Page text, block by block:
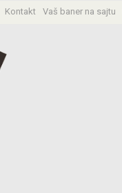
Kontakt Vaš baner na sajtu